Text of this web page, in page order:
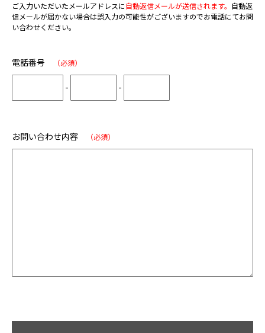
ご入力いただいたメールアドレスに自動返信メールが送信されます。 自動返
信メールが届かない場合は誤入力の可能性がございますのでお電話にてお問
い合わせください。
電話番号 （必須）
- -
お問い合わせ内容 （必須）